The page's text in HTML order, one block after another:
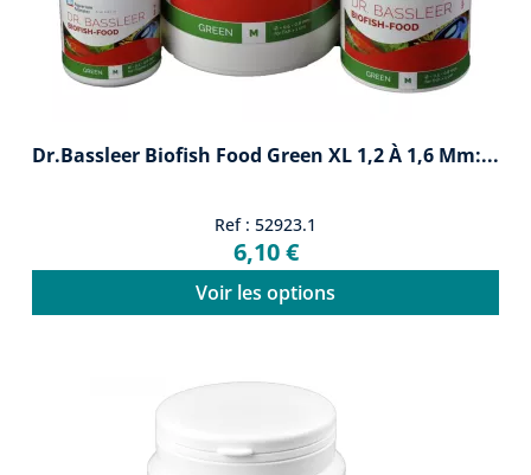
Dr.Bassleer Biofish Food Green XL 1,2 À 1,6 Mm:...
Ref : 52923.1
6,10 €
Voir les options